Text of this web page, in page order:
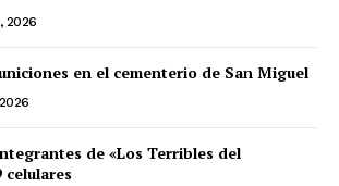
2026
en el cementerio de San Miguel
de «Los Terribles del